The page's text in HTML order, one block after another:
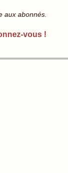
aux abonnés.
vous !